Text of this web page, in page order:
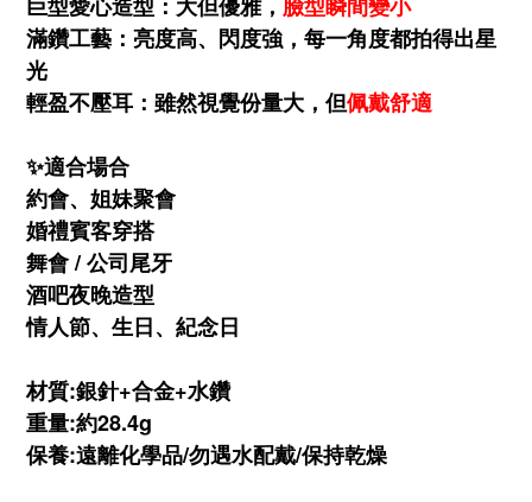
滿鑽工藝：亮度高、閃度強，每一角度都拍得出星
光
輕盈不壓耳：雖然視覺份量大，但佩戴舒適
✨適合場合
約會、姐妹聚會
婚禮賓客穿搭
舞會 / 公司尾牙
酒吧夜晚造型
情人節、生日、紀念日
材質:銀針+合金+水鑽
重量:約28.4g
保養:遠離化學品/勿遇水配戴/保持乾燥